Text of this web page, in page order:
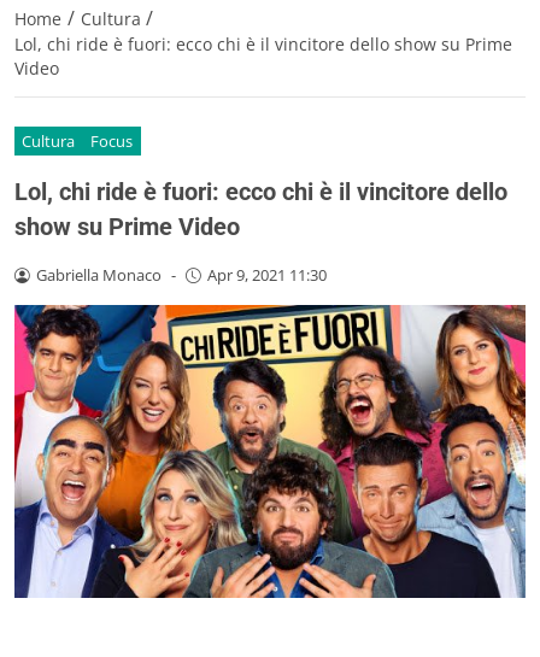
Home / Cultura /
Lol, chi ride è fuori: ecco chi è il vincitore dello show su Prime
Video
Cultura Focus
Lol, chi ride è fuori: ecco chi è il vincitore dello
show su Prime Video
Gabriella Monaco - Apr 9, 2021 11:30